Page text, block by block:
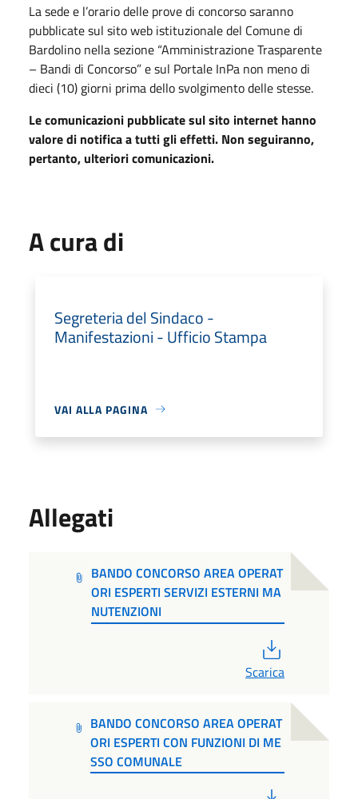
La sede e l’orario delle prove di concorso saranno
pubblicate sul sito web istituzionale del Comune di
Bardolino nella sezione “Amministrazione Trasparente
– Bandi di Concorso” e sul Portale InPa non meno di
dieci (10) giorni prima dello svolgimento delle stesse.
Le comunicazioni pubblicate sul sito internet hanno
valore di notifica a tutti gli effetti. Non seguiranno,
pertanto, ulteriori comunicazioni.
A cura di
Segreteria del Sindaco -
Manifestazioni - Ufficio Stampa
VAI ALLA PAGINA
Allegati
BANDO CONCORSO AREA OPERAT
ORI ESPERTI SERVIZI ESTERNI MA
NUTENZIONI
Scarica
BANDO CONCORSO AREA OPERAT
ORI ESPERTI CON FUNZIONI DI ME
SSO COMUNALE